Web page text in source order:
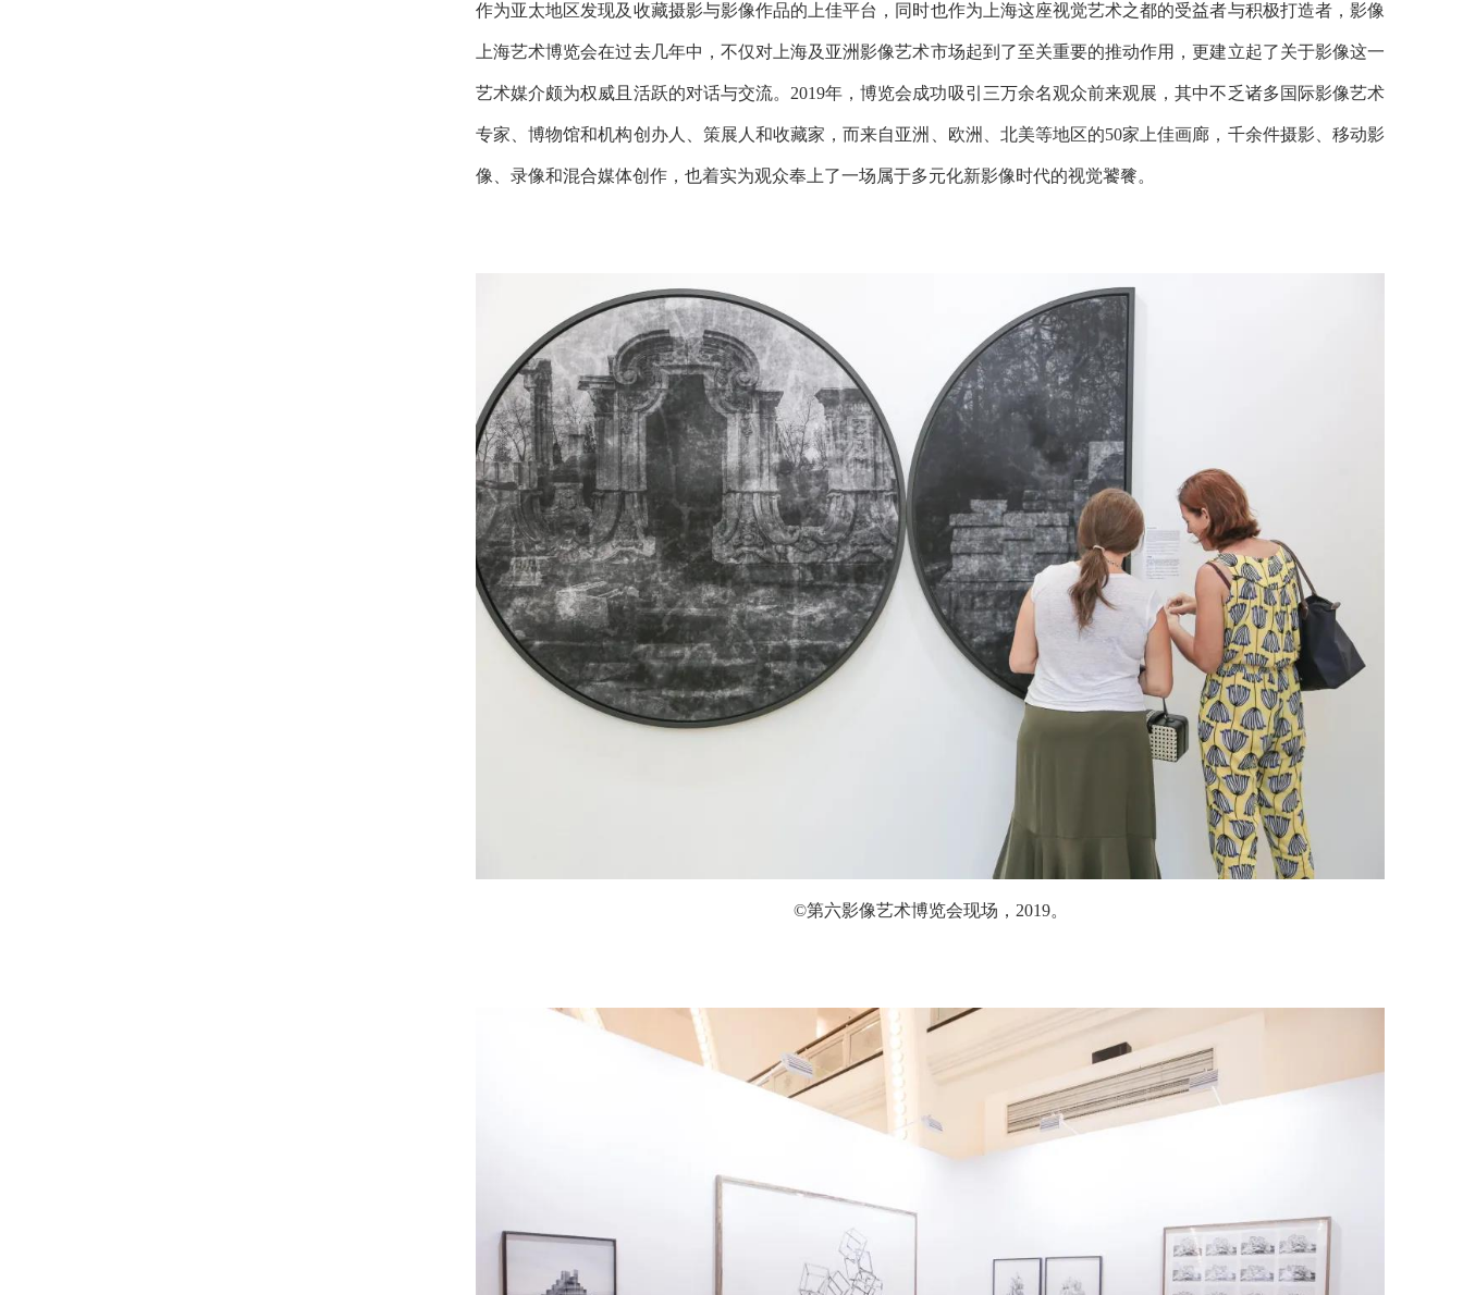
作为亚太地区发现及收藏摄影与影像作品的上佳平台，同时也作为上海这座视觉艺术之都的受益者与积极打造者，影像
上海艺术博览会在过去几年中，不仅对上海及亚洲影像艺术市场起到了至关重要的推动作用，更建立起了关于影像这一
艺术媒介颇为权威且活跃的对话与交流。2019年，博览会成功吸引三万余名观众前来观展，其中不乏诸多国际影像艺术
专家、博物馆和机构创办人、策展人和收藏家，而来自亚洲、欧洲、北美等地区的50家上佳画廊，千余件摄影、移动影
像、录像和混合媒体创作，也着实为观众奉上了一场属于多元化新影像时代的视觉饕餮。
©第六影像艺术博览会现场，2019。